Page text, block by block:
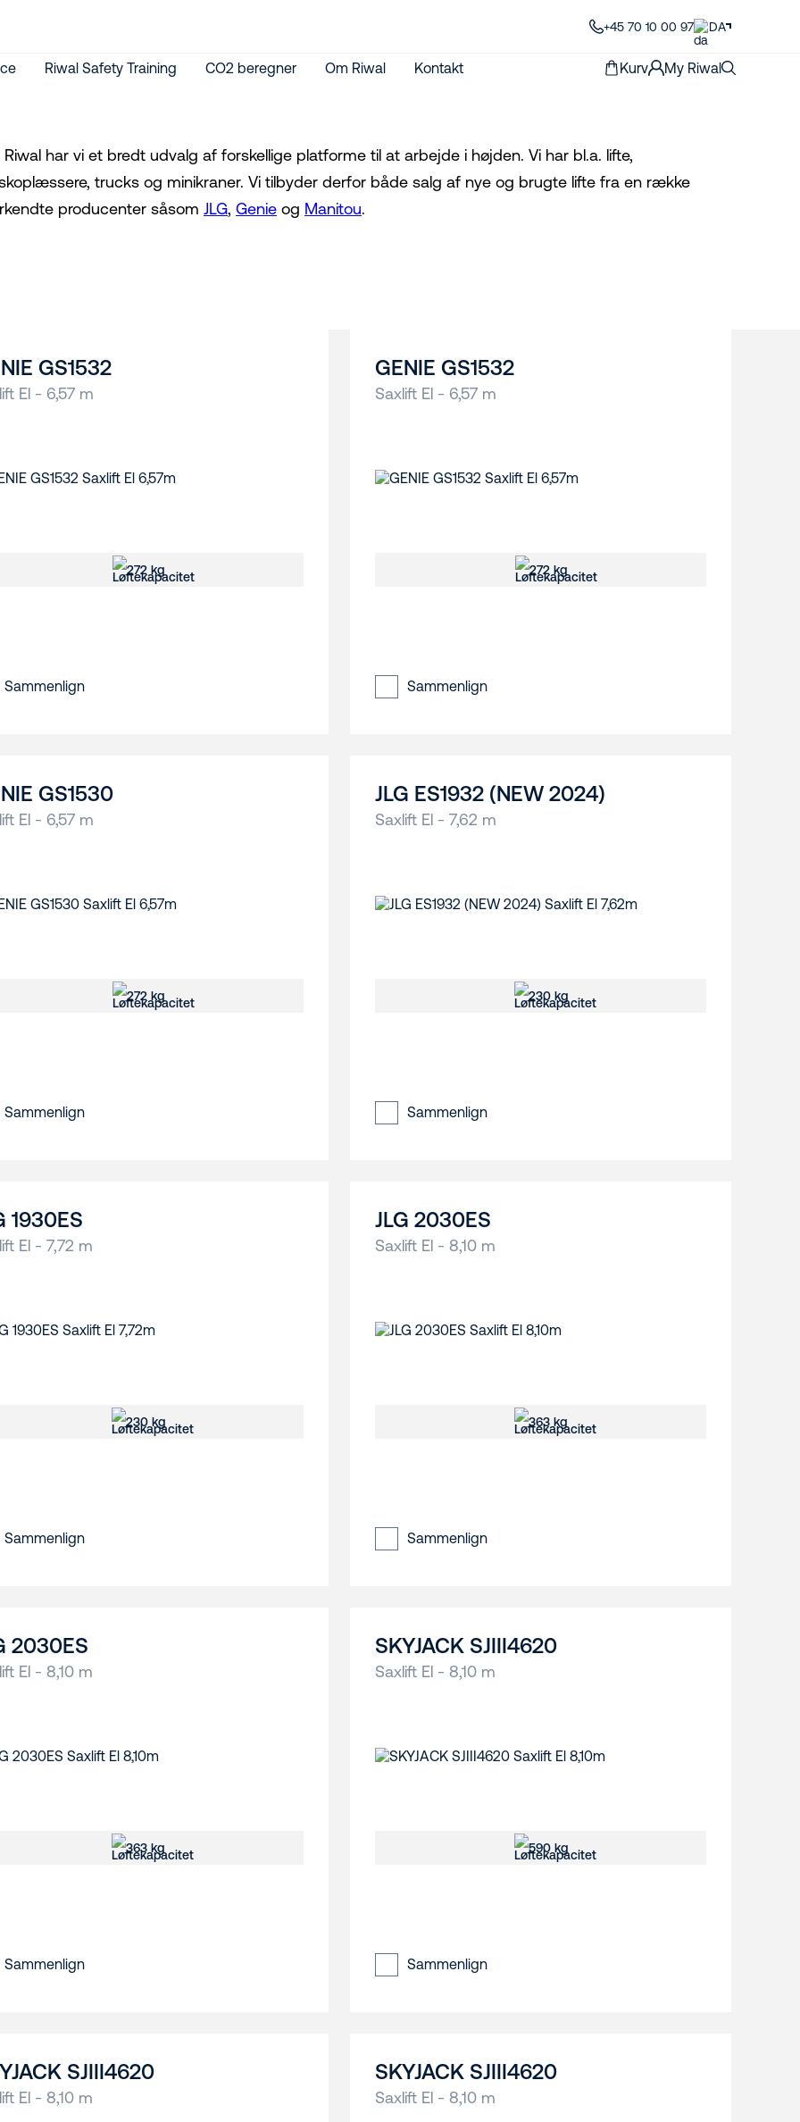
+45 70 10 00 97 DA
Riwal Safety Training CO2 beregner Om Riwal Kontakt Kurv My Riwal
Riwal har vi et bredt udvalg af forskellige platforme til at arbejde i højden. Vi har bl.a. lifte,
trucks og minikraner. Vi tilbyder derfor både salg af nye og brugte lifte fra en række
producenter såsom JLG, Genie og Manitou.
GS1532
El - 6,57 m
272 kg
Sammenlign
GENIE GS1532
Saxlift El - 6,57 m
272 kg
Sammenlign
GS1530
El - 6,57 m
272 kg
Sammenlign
JLG ES1932 (NEW 2024)
Saxlift El - 7,62 m
230 kg
Sammenlign
1930ES
El - 7,72 m
230 kg
Sammenlign
JLG 2030ES
Saxlift El - 8,10 m
363 kg
Sammenlign
2030ES
El - 8,10 m
363 kg
Sammenlign
SKYJACK SJIII4620
Saxlift El - 8,10 m
590 kg
Sammenlign
SJIII4620
El - 8,10 m
SKYJACK SJIII4620
Saxlift El - 8,10 m